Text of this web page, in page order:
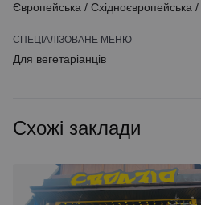
Європейська / Східноєвропейська /
СПЕЦІАЛІЗОВАНЕ МЕНЮ
Для вегетаріанців
Схожі заклади